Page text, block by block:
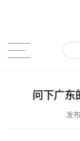
问下广东
发